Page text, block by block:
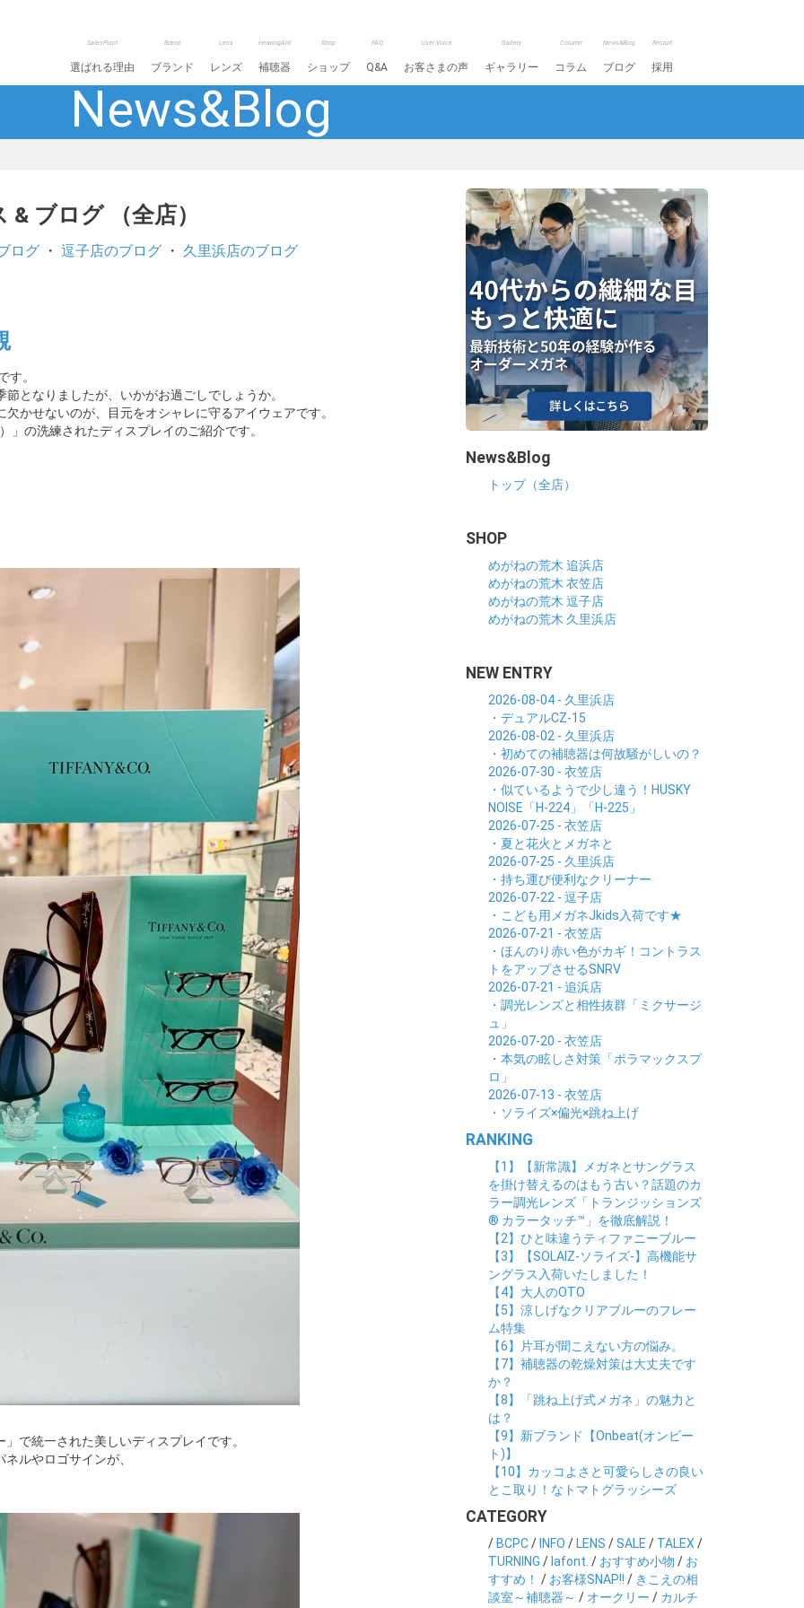
SalesPoint
選ばれる理由
Brand
ブランド
Lens
レンズ
HearingAid
補聴器
Shop
ショップ
FAQ
Q&A
User Voice
お客さまの声
Gallery
ギャラリー
Column
コラム
News&Blog
ブログ
Recruit
採用
News&Blog
& ブログ （全店）
ログ ・ 逗子店のブログ ・ 久里浜店のブログ
す。
となりましたが、いかがお過ごしでしょうか。
かせないのが、目元をオシャレに守るアイウェアです。
」の洗練されたディスプレイのご紹介です。
で統一された美しいディスプレイです。
ルやロゴサインが、
News&Blog
トップ（全店）
SHOP
めがねの荒木 追浜店
めがねの荒木 衣笠店
めがねの荒木 逗子店
めがねの荒木 久里浜店
NEW ENTRY
2026-08-04 - 久里浜店
・デュアルCZ-15
2026-08-02 - 久里浜店
・初めての補聴器は何故騒がしいの？
2026-07-30 - 衣笠店
・似ているようで少し違う！HUSKY
NOISE「H-224」「H-225」
2026-07-25 - 衣笠店
・夏と花火とメガネと
2026-07-25 - 久里浜店
・持ち運び便利なクリーナー
2026-07-22 - 逗子店
・こども用メガネJkids入荷です★
2026-07-21 - 衣笠店
・ほんのり赤い色がカギ！コントラス
トをアップさせるSNRV
2026-07-21 - 追浜店
・調光レンズと相性抜群「ミクサージ
ュ」
2026-07-20 - 衣笠店
・本気の眩しさ対策「ポラマックスプ
ロ」
2026-07-13 - 衣笠店
・ソライズ×偏光×跳ね上げ
RANKING
【1】【新常識】メガネとサングラス
を掛け替えるのはもう古い？話題のカ
ラー調光レンズ「トランジッションズ
® カラータッチ™」を徹底解説！
【2】ひと味違うティファニーブルー
【3】【SOLAIZ-ソライズ-】高機能サ
ングラス入荷いたしました！
【4】大人のOTO
【5】涼しげなクリアブルーのフレー
ム特集
【6】片耳が聞こえない方の悩み。
【7】補聴器の乾燥対策は大丈夫です
か？
【8】「跳ね上げ式メガネ」の魅力と
は？
【9】新ブランド【Onbeat(オンビー
ト)】
【10】カッコよさと可愛らしさの良い
とこ取り！なトマトグラッシーズ
CATEGORY
/ BCPC/ INFO / LENS /SALE / TALEX /
TURNING / lafont. / おすすめ小物 / お
すすめ！ / お客様SNAP!! / きこえの相
談室～補聴器～ / オークリー / カルチ